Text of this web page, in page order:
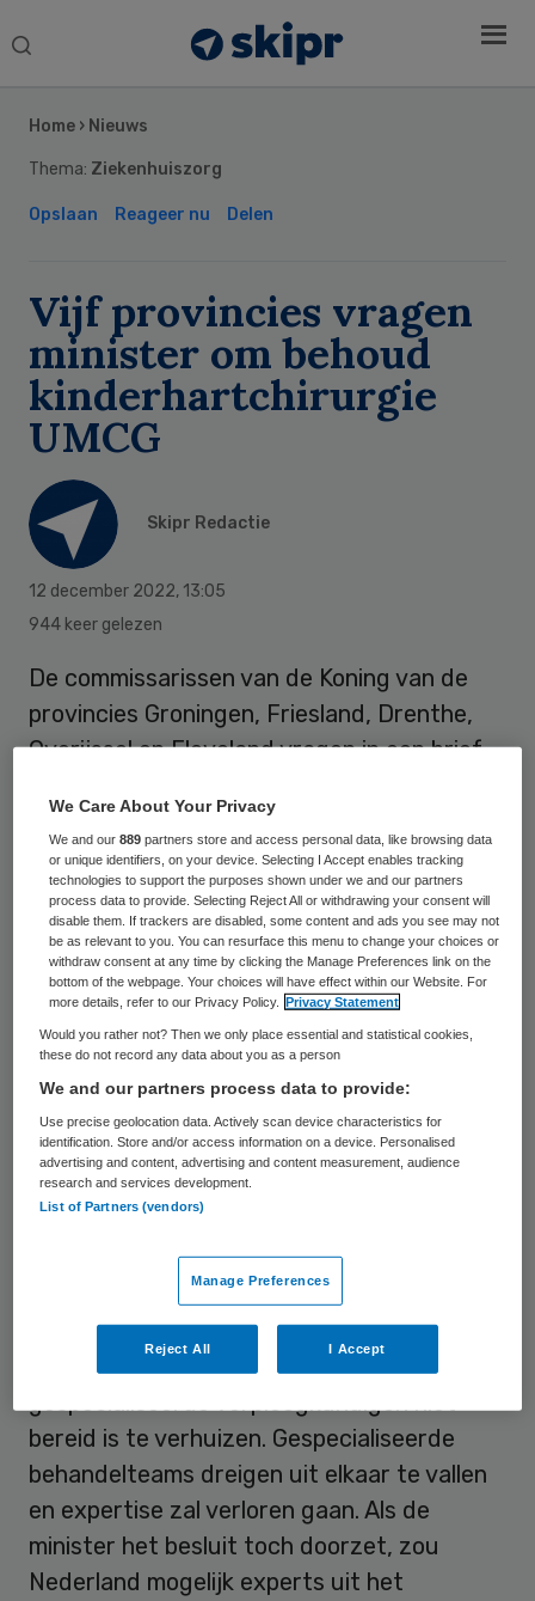
Search
Home › Nieuws
Thema: Ziekenhuiszorg
Opslaan Reageer nu Delen
Vijf provincies vragen
minister om behoud
kinderhartchirurgie
UMCG
Skipr Redactie
12 december 2022, 13:05
944 keer gelezen
De commissarissen van de Koning van de
provincies Groningen, Friesland, Drenthe,
Overijssel en Flevoland vragen in een brief
de kinderhartchirurgie in Groningen te
houden. Dit meldtRTV Noord.
Zonder de afdeling zou de toegankelijkheid
van de zorg op academisch niveau op het
spel staan. Zij omarmen daarom ook het
rapport van de Nederlandse Zorgautoriteit
(NZa).
Onomkeerbare gevolgen
concludeerde
‘geïsoleerd concentreren’ van
kinderhartchirurgiegrote onomkeerbare
gevolgen heeft. Zo staat er in het rapport
dat ruim 90 procent van de
bereid is te verhuizen. Gespecialiseerde
behandelteams dreigen uit elkaar te vallen
en expertise zal verloren gaan. Als de
minister het besluit toch doorzet, zou
Nederland mogelijk experts uit het
Sidebar
We Care About Your Privacy
We and our889 partners store and access personal data, like browsing data
or unique identifiers, on your device. Selecting I Accept enables tracking
technologies to support the purposes shown under we and our partners
process data to provide. Selecting Reject All or withdrawing your consent will
disable them. If trackers are disabled, some content and ads you see may not
be as relevant to you. You can resurface this menu to change your choices or
withdraw consent at any time by clicking the Manage Preferences link on the
bottom of the webpage. Your choices will have effect within our Website. For
more details, refer to our Privacy Policy.
Privacy Statement
Would you rather not? Then we only place essential and statistical cookies,
these do not record any data about you as a person
We and our partners process data to provide:
Use precise geolocation data. Actively scan device characteristics for
identification. Store and/or access information on a device. Personalised
advertising and content, advertising and content measurement, audience
research and services development.
List of Partners (vendors)
Manage Preferences
Reject All I Accept